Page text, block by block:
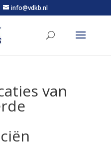
info@vdkb.nl
van